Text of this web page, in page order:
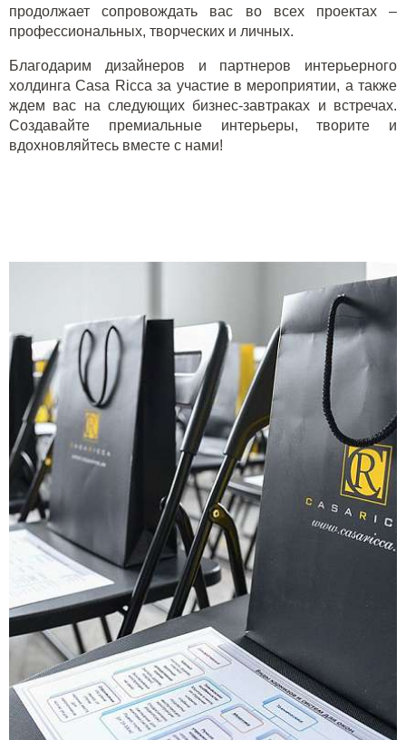
продолжает сопровождать вас во всех проектах –
профессиональных, творческих и личных.
Благодарим дизайнеров и партнеров интерьерного
холдинга Casa Ricca за участие в мероприятии, а также
ждем вас на следующих бизнес-завтраках и встречах.
Создавайте премиальные интерьеры, творите и
вдохновляйтесь вместе с нами!